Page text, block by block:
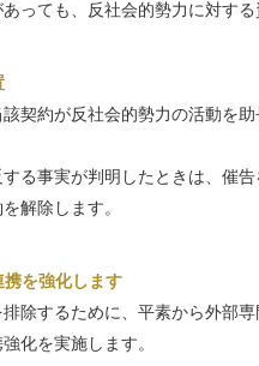
っても、反社会的勢力に対する
契約が反社会的勢力の活動を
る事実が判明したときは、催
解除します。
を強化します
除するために、平素から外部
化を実施します。